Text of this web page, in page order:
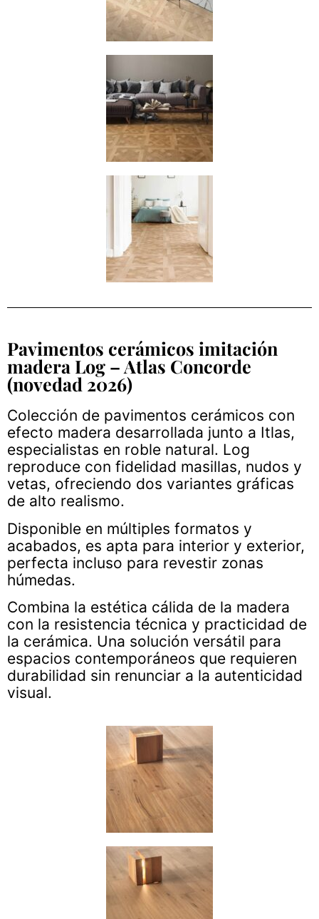
Pavimentos cerámicos imitación
madera Log – Atlas Concorde
(novedad 2026)
Colección de pavimentos cerámicos con
efecto madera desarrollada junto a Itlas,
especialistas en roble natural. Log
reproduce con fidelidad masillas, nudos y
vetas, ofreciendo dos variantes gráficas
de alto realismo.
Disponible en múltiples formatos y
acabados, es apta para interior y exterior,
perfecta incluso para revestir zonas
húmedas.
Combina la estética cálida de la madera
con la resistencia técnica y practicidad de
la cerámica. Una solución versátil para
espacios contemporáneos que requieren
durabilidad sin renunciar a la autenticidad
visual.